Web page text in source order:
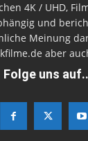
4K / UHD,
und
Meinung
aber
Folge uns